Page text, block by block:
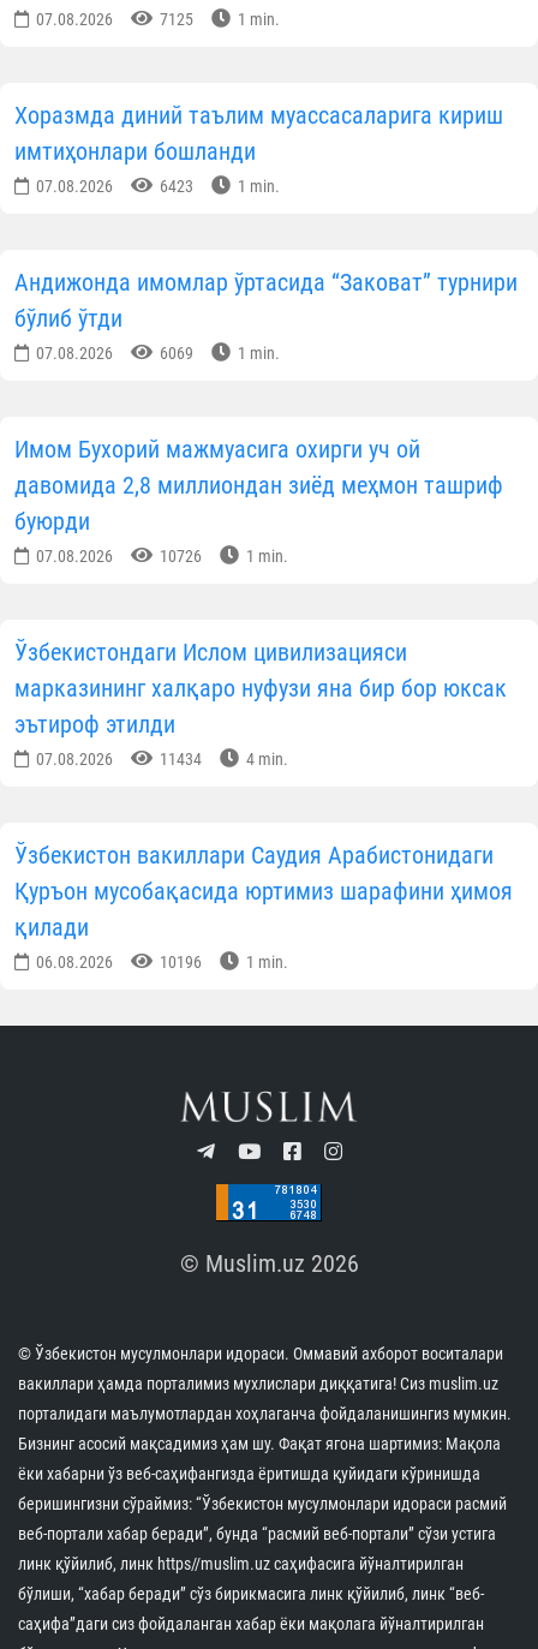
07.08.2026 7125 1 min.
Хоразмда диний таълим муассасаларига кириш
имтиҳонлари бошланди
07.08.2026 6423 1 min.
Андижонда имомлар ўртасида “Заковат” турнири
бўлиб ўтди
07.08.2026 6069 1 min.
Имом Бухорий мажмуасига охирги уч ой
давомида 2,8 миллиондан зиёд меҳмон ташриф
буюрди
07.08.2026 10726 1 min.
Ўзбекистондаги Ислом цивилизацияси
марказининг халқаро нуфузи яна бир бор юксак
эътироф этилди
07.08.2026 11434 4 min.
Ўзбекистон вакиллари Саудия Арабистонидаги
Қуръон мусобақасида юртимиз шарафини ҳимоя
қилади
06.08.2026 10196 1 min.
© Muslim.uz 2026
© Ўзбекистон мусулмонлари идораси. Оммавий ахборот воситалари
вакиллари ҳамда порталимиз мухлислари диққатига! Сиз muslim.uz
порталидаги маълумотлардан хоҳлаганча фойдаланишингиз мумкин.
Бизнинг асосий мақсадимиз ҳам шу. Фақат ягона шартимиз: Мақола
ёки хабарни ўз веб-саҳифангизда ёритишда қуйидаги кўринишда
беришингизни сўраймиз: “Ўзбекистон мусулмонлари идораси расмий
веб-портали хабар беради”, бунда “расмий веб-портали” сўзи устига
линк қўйилиб, линк https//muslim.uz саҳифасига йўналтирилган
бўлиши, “хабар беради” сўз бирикмасига линк қўйилиб, линк “веб-
саҳифа”даги сиз фойдаланган хабар ёки мақолага йўналтирилган